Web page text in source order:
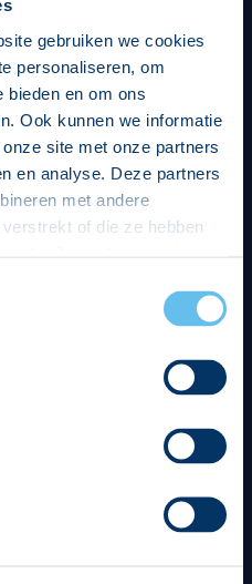
gebruiken we cookies
personaliseren, om
bieden en om ons
Ook kunnen we informatie
site met onze partners
en analyse. Deze partners
met andere
of die ze hebben
Je kunt je toestemming
pagina.